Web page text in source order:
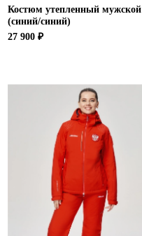
Костюм утепленный мужской
(синий/синий)
27 900 ₽